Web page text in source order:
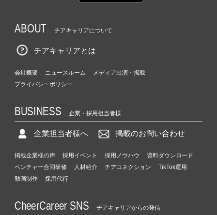
ABOUT チアキャリアについて
チアキャリアとは
会社概要 ニュースルーム
メディア出演・掲載
プライバシーポリシー
BUSINESS 企業・採用担当者様
企業担当者様へ 掲載のお問い合わせ
掲載企業様の声 採用イベント 採用ノウハウ
資料ダウンロード
ベンチャー合同研修
人材紹介 チアコネクション
TikTok運用
動画制作
採用代行
CheerCareer SNS チアキャリアからの発信